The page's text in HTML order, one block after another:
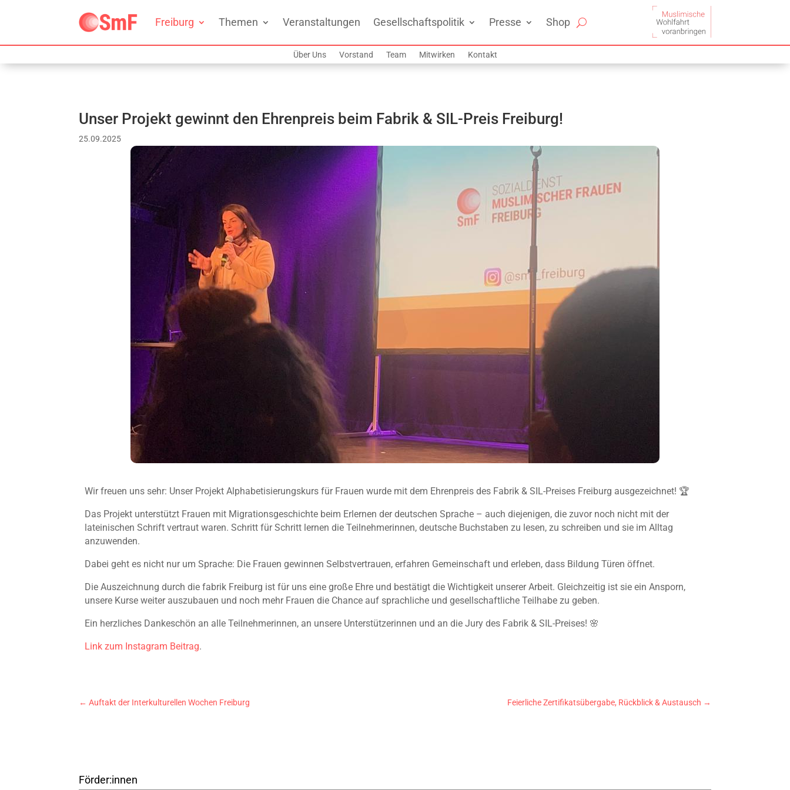
Freiburg Themen Veranstaltungen Gesellschaftspolitik Presse Shop
Über Uns Vorstand Team Mitwirken Kontakt
Unser Projekt gewinnt den Ehrenpreis beim Fabrik & SIL-Preis Freiburg!
25.09.2025
Wir freuen uns sehr: Unser Projekt Alphabetisierungskurs für Frauen wurde mit dem Ehrenpreis des Fabrik & SIL-Preises Freiburg ausgezeichnet! 🏆
Das Projekt unterstützt Frauen mit Migrationsgeschichte beim Erlernen der deutschen Sprache – auch diejenigen, die zuvor noch nicht mit der
lateinischen Schrift vertraut waren. Schritt für Schritt lernen die Teilnehmerinnen, deutsche Buchstaben zu lesen, zu schreiben und sie im Alltag
anzuwenden.
Dabei geht es nicht nur um Sprache: Die Frauen gewinnen Selbstvertrauen, erfahren Gemeinschaft und erleben, dass Bildung Türen öffnet.
Die Auszeichnung durch die fabrik Freiburg ist für uns eine große Ehre und bestätigt die Wichtigkeit unserer Arbeit. Gleichzeitig ist sie ein Ansporn,
unsere Kurse weiter auszubauen und noch mehr Frauen die Chance auf sprachliche und gesellschaftliche Teilhabe zu geben.
Ein herzliches Dankeschön an alle Teilnehmerinnen, an unsere Unterstützerinnen und an die Jury des Fabrik & SIL-Preises! 🌸
Link zum Instagram Beitrag.
←Auftakt der Interkulturellen Wochen Freiburg Feierliche Zertifikatsübergabe, Rückblick & Austausch →
Förder:innen